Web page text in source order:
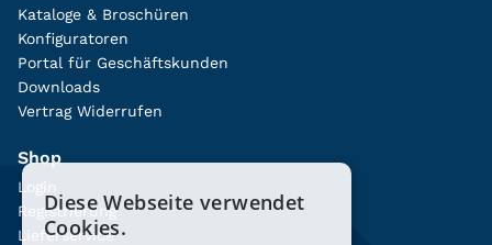
Kataloge & Broschüren
Konfiguratoren
Portal für Geschäftskunden
Downloads
Vertrag Widerrufen
Shop
Login
Registrierung
Lieferservice
Diese Webseite verwendet
Cookies.